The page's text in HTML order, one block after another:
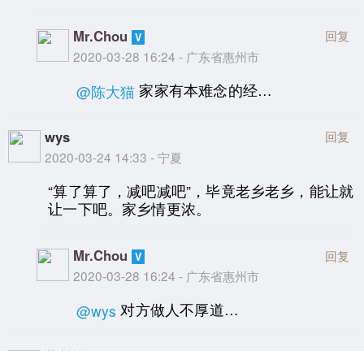
Mr.Chou
2020-03-28 16:24 - 广东省惠州市
回复
@陈大猫 家家有本难念的经…
wys
2020-03-24 14:33 - 宁夏
回复
“算了算了，减吧减吧”，毕竟老乡老乡，能让就
让一下吧。家乡情更浓。
Mr.Chou
2020-03-28 16:24 - 广东省惠州市
回复
@wys 对方做人不厚道…